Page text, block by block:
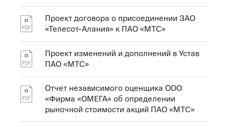
Проект договора о присоединении ЗАО
«Телесот-Алания» к ПАО «МТС»
Проект изменений и дополнений в Устав
ПАО «МТС»
Отчет независимого оценщика ООО
«Фирма «ОМЕГА» об определении
рыночной стоимости акций ПАО «МТС»